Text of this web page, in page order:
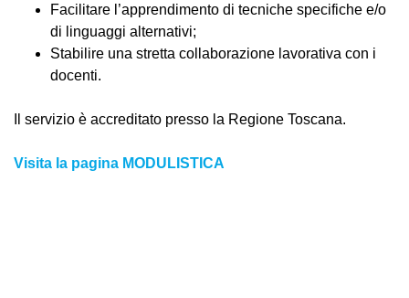
Facilitare l’apprendimento di tecniche specifiche e/o
di linguaggi alternativi;
Stabilire una stretta collaborazione lavorativa con i
docenti.
Il servizio è accreditato presso la Regione Toscana.
Visita la pagina MODULISTICA